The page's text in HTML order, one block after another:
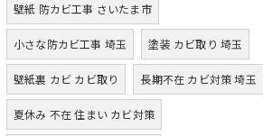
壁紙 防カビ工事 さいたま市
小さな防カビ工事 埼玉 塗装 カビ取り 埼玉
壁紙裏 カビ カビ取り 長期不在 カビ対策 埼玉
夏休み 不在 住まい カビ対策